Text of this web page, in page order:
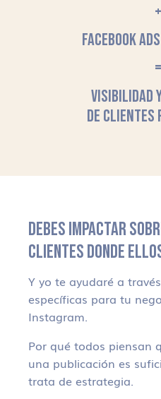
+
FACEBOOK
=
VISIBILIDAD
DE CLIENTES
DEBES IMPACTAR
CLIENTES DONDE
Y yo te ayudaré a
específicas para tu
Instagram.
Por qué todos piensan
una publicación es
trata de estrategia.